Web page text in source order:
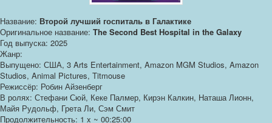
Название: Второй лучший госпиталь в Галактике
Оригинальное название: The Second Best Hospital in the Galaxy
Год выпуска: 2025
Жанр:
Выпущено: США, 3 Arts Entertainment, Amazon MGM Studios, Amazon
Studios, Animal Pictures, Titmouse
Режиссёр: Робин Айзенберг
В ролях: Стефани Сюй, Кеке Палмер, Кирэн Калкин, Наташа Лионн,
Майя Рудольф, Грета Ли, Сэм Смит
Продолжительность: 1 x ~ 00:25:00